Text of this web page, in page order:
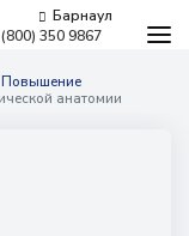
350 9867
Барнаул
Повышение
анатомии